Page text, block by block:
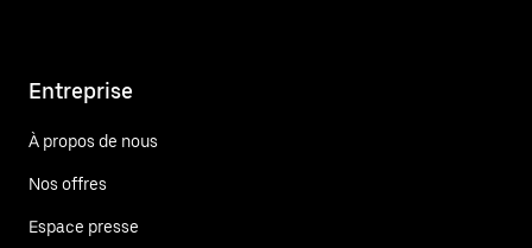
Entreprise
À propos de nous
Nos offres
Espace presse